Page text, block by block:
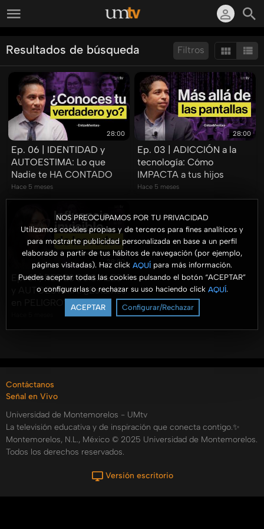
NOS PREOCUPAMOS POR TU PRIVACIDAD
Utilizamos cookies propias y de terceros para fines analíticos y
para mostrarte publicidad personalizada en base a un perfil
elaborado a partir de tus hábitos de navegación (por ejemplo,
páginas visitadas). Haz click AQUÍ para más información.
Puedes aceptar todas las cookies pulsando el botón “ACEPTAR”
o configurarlas o rechazar su uso haciendo click AQUÍ.
ACEPTAR Configurar/Rechazar
Filtros
Resultados de búsqueda
Ordenar por:
Mostrar:
Resultados/Pág.:
28:00
Ep. 06 | IDENTIDAD y
AUTOESTIMA: Lo que
Nadie te HA CONTADO
Hace 5 meses
28:00
Ep. 03 | ADICCIÓN a la
tecnología: Cómo
IMPACTA a tus hijos
Hace 5 meses
28:00
Ep. 01 | REDES SOCIALES
y AUTOESTIMA: ¿Estamos
Contáctanos
Señal en Vivo
Universidad de Montemorelos - UMtv
La televisión educativa y de inspiración que conecta contigo.✨
Montemorelos, N.L., México © 2025 Universidad de Montemorelos.
Todos los derechos reservados.
Versión escritorio